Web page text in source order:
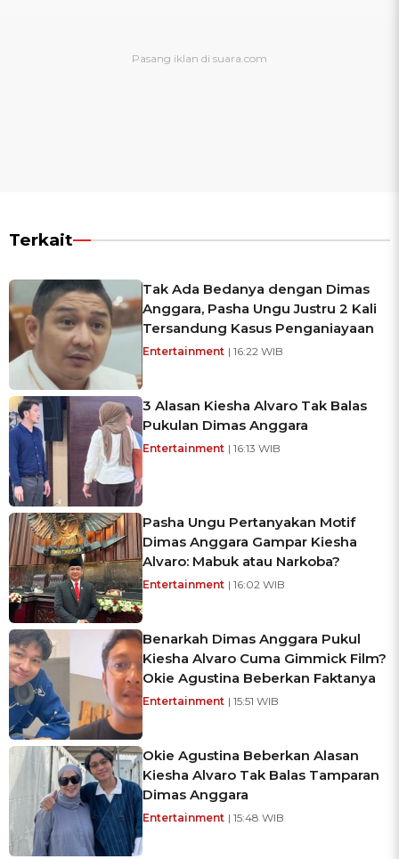
Terkait
Tak Ada Bedanya dengan Dimas
Anggara, Pasha Ungu Justru 2 Kali
Tersandung Kasus Penganiayaan
Entertainment | 16:22 WIB
3 Alasan Kiesha Alvaro Tak Balas
Pukulan Dimas Anggara
Entertainment | 16:13 WIB
Pasha Ungu Pertanyakan Motif
Dimas Anggara Gampar Kiesha
Alvaro: Mabuk atau Narkoba?
Entertainment | 16:02 WIB
Benarkah Dimas Anggara Pukul
Kiesha Alvaro Cuma Gimmick Film?
Okie Agustina Beberkan Faktanya
Entertainment | 15:51 WIB
Okie Agustina Beberkan Alasan
Kiesha Alvaro Tak Balas Tamparan
Dimas Anggara
Entertainment | 15:48 WIB